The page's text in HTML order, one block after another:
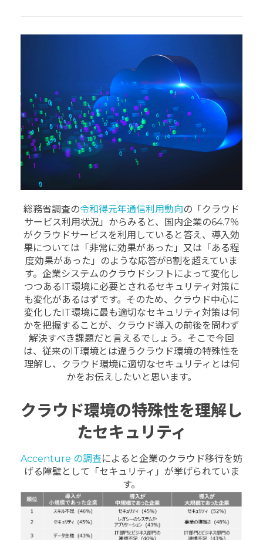
総務省調査の令和得元年通信利用動向の「クラウド
サービス利用状況」からみると、国内企業の64.7％
がクラウドサービスを利用していると答え、導入効
果については「非常に効果があった」又は「ある程
度効果があった」のような応答が8割を超えていま
す。企業システムのクラウドシフトによって変化し
つつあるIT環境に必要とされるセキュリティ対策に
も変化があるはずです。そのため、クラウド中心に
変化したIT環境に最も適切なセキュリティ対策は何
かを把握することが、クラウド導入の前後を問わず
解決すべき課題だと言えるでしょう。そこで今回
は、従来のIT環境とは違うクラウド環境の特殊性を
理解し、クラウド環境に適切なセキュリティとは何
かをお伝えしたいと思います。
クラウド環境の特殊性を理解し
たセキュリティ
Accenture の調査によると企業のクラウド移行を妨
げる障壁として「セキュリティ」が挙げられていま
す。